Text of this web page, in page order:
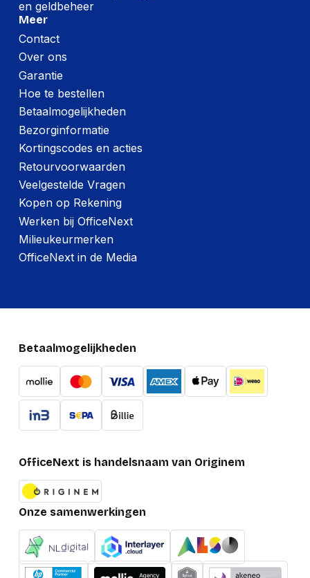
en geldbeheer
Meer
Contact
Over ons
Garantie
Hoe te bestellen
Betaalmogelijkheden
Bezorginformatie
Kortingscodes en acties
Retourvoorwaarden
Veelgestelde Vragen
Kopen op Rekening
Werken bij OfficeNext
Milieukeurmerken
OfficeNext in de Media
Betaalmogelijkheden
OfficeNext is handelsnaam van Originem
Onze samenwerkingen